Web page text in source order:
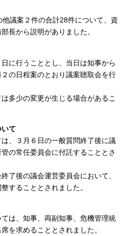
議案２件の合計28件について、資
長から説明がありました。
に行うこととし、当日は知事から
の日程案のとおり議案聴取会を行
多少の変更が生じる場合があるこ
て
、３月６日の一般質問終了後に議
の常任委員会に付託することとさ
了後の議会運営委員会において、
することとされました。
は、知事、両副知事、危機管理統
を求めることとされました。